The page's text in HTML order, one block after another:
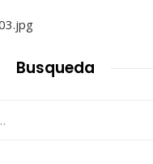
Busqueda